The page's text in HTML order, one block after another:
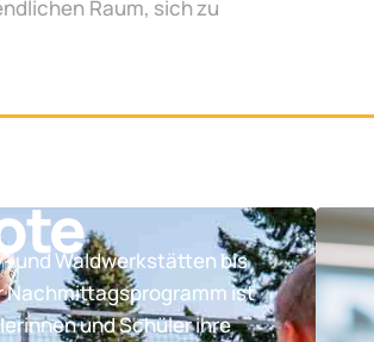
Raum, sich zu
und Waldwerkstätten bis
Nachmittagsprogramm ist
und Schüler ihre